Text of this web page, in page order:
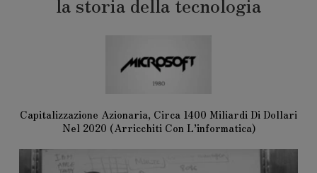
Capitalizzazione Azionaria, Circa 1400 Miliardi Di Dollari
Nel 2020 (Arricchiti Con L’informatica)